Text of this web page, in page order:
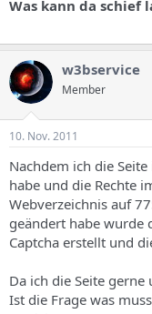
Was kann da schief
w3bservice
Member
10. Nov. 2011
Nachdem ich die
habe und die Rechte
Webverzeichnis auf
geändert habe wurde
Captcha erstellt und
Da ich die Seite gerne
Ist die Frage was